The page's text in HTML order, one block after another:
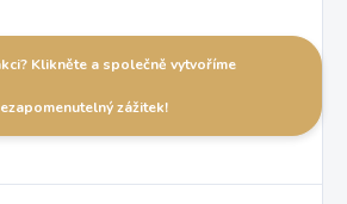
Klikněte a společně vytvoříme
zážitek!